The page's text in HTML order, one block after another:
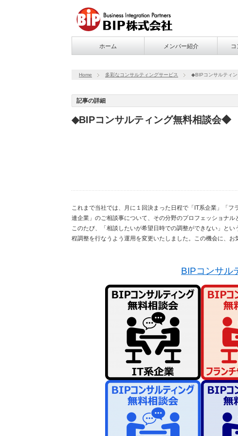
ホーム メンバー紹介 コ
Home 多彩なコンサルティングサービス ◆BIPコンサルティ
記事の詳細
◆BIPコンサルティング無料相談会◆
これまで当社では、月に１回決まった日程で「IT系企業」「
連企業」のご相談事について、その分野のプロフェッショナル
このたび、「相談したいが希望日時での調整ができない」と
程調整を行なうよう運用を変更いたしました。この機会に、お
BIPコンサル